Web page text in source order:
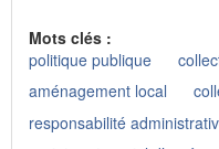
Mots clés :
politique publique
aménagement local
responsabilité